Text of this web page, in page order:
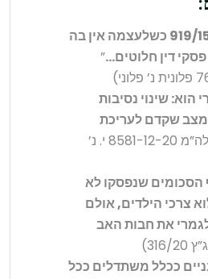
הלכת בע”מ 919/15 כשלעצמה אין בה
דין חלוטים…”
הוא: שינוי נסיבות
שקדם לעריכת
” (תלה”מ 8581-12-20 י. נ’
הסכומים שנפסקו לא
צרכי הילדים, אולם
לגמרי את חבות האב
20)
ככלל משתדלים ככל